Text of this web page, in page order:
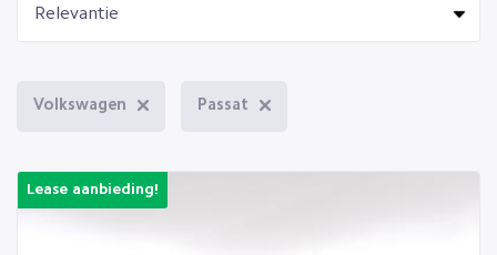
Volkswagen Passat
Lease aanbieding!